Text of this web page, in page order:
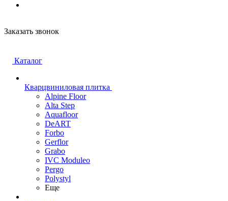
Заказать звонок
Каталог
Кварцвиниловая плитка
Alpine Floor
Alta Step
Aquafloor
DeART
Forbo
Gerflor
Grabo
IVC Moduleo
Pergo
Polystyl
Еще